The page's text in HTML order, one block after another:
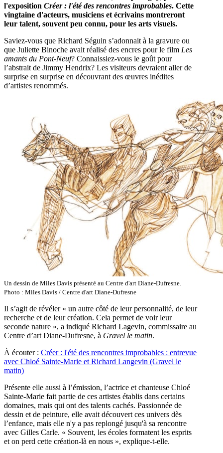
l'exposition Créer : l'été des rencontres improbables. Cette
vingtaine d'acteurs, musiciens et écrivains montreront
leur talent, souvent peu connu, pour les arts visuels.
Saviez-vous que Richard Séguin s’adonnait à la gravure ou
que Juliette Binoche avait réalisé des encres pour le film Les
amants du Pont-Neuf? Connaissiez-vous le goût pour
l’abstrait de Jimmy Hendrix? Les visiteurs devraient aller de
surprise en surprise en découvrant des œuvres inédites
d’artistes renommés.
Un dessin de Miles Davis présenté au Centre d'art Diane-Dufresne.
Photo : Miles Davis / Centre d'art Diane-Dufresne
Il s’agit de révéler « un autre côté de leur personnalité, de leur
recherche et de leur création. Cela permet de voir leur
seconde nature », a indiqué Richard Lagevin, commissaire au
Centre d’art Diane-Dufresne, à Gravel le matin.
À écouter : Créer : l'été des rencontres improbables : entrevue
avec Chloé Sainte-Marie et Richard Langevin (Gravel le
matin)
Présente elle aussi à l’émission, l’actrice et chanteuse Chloé
Sainte-Marie fait partie de ces artistes établis dans certains
domaines, mais qui ont des talents cachés. Passionnée de
dessin et de peinture, elle avait découvert ces univers dès
l’enfance, mais elle n'y a pas replongé jusqu'à sa rencontre
avec Gilles Carle. « Souvent, les écoles formatent les esprits
et on perd cette création-là en nous », explique-t-elle.